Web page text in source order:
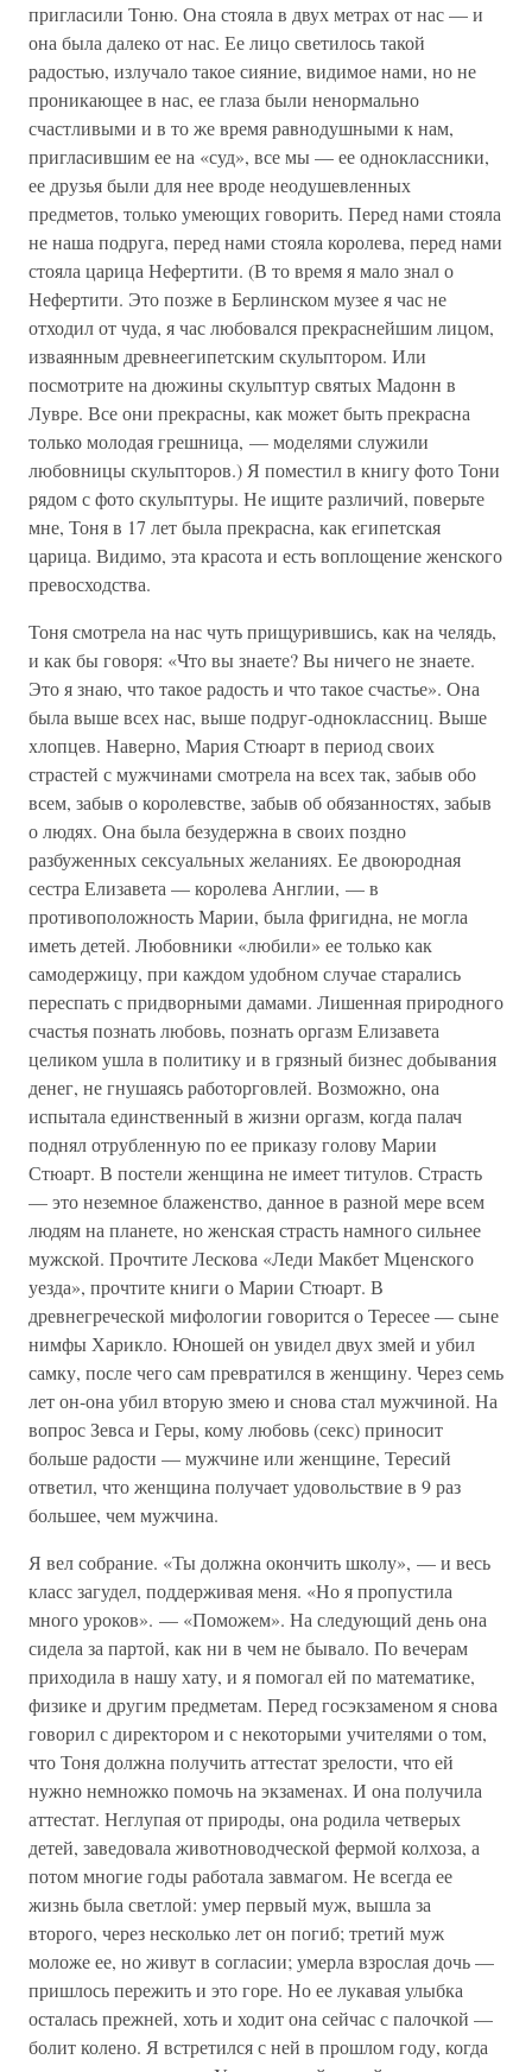
пригласили Тоню. Она стояла в двух метрах от нас — и
она была далеко от нас. Ее лицо светилось такой
радостью, излучало такое сияние, видимое нами, но не
проникающее в нас, ее глаза были ненормально
счастливыми и в то же время равнодушными к нам,
пригласившим ее на «суд», все мы — ее одноклассники,
ее друзья были для нее вроде неодушевленных
предметов, только умеющих говорить. Перед нами стояла
не наша подруга, перед нами стояла королева, перед нами
стояла царица Нефертити. (В то время я мало знал о
Нефертити. Это позже в Берлинском музее я час не
отходил от чуда, я час любовался прекраснейшим лицом,
изваянным древнеегипетским скульптором. Или
посмотрите на дюжины скульптур святых Мадонн в
Лувре. Все они прекрасны, как может быть прекрасна
только молодая грешница, — моделями служили
любовницы скульпторов.) Я поместил в книгу фото Тони
рядом с фото скульптуры. Не ищите различий, поверьте
мне, Тоня в 17 лет была прекрасна, как египетская
царица. Видимо, эта красота и есть воплощение женского
превосходства.
Тоня смотрела на нас чуть прищурившись, как на челядь,
и как бы говоря: «Что вы знаете? Вы ничего не знаете.
Это я знаю, что такое радость и что такое счастье». Она
была выше всех нас, выше подруг-одноклассниц. Выше
хлопцев. Наверно, Мария Стюарт в период своих
страстей с мужчинами смотрела на всех так, забыв обо
всем, забыв о королевстве, забыв об обязанностях, забыв
о людях. Она была безудержна в своих поздно
разбуженных сексуальных желаниях. Ее двоюродная
сестра Елизавета — королева Англии, — в
противоположность Марии, была фригидна, не могла
иметь детей. Любовники «любили» ее только как
самодержицу, при каждом удобном случае старались
переспать с придворными дамами. Лишенная природного
счастья познать любовь, познать оргазм Елизавета
целиком ушла в политику и в грязный бизнес добывания
денег, не гнушаясь работорговлей. Возможно, она
испытала единственный в жизни оргазм, когда палач
поднял отрубленную по ее приказу голову Марии
Стюарт. В постели женщина не имеет титулов. Страсть
— это неземное блаженство, данное в разной мере всем
людям на планете, но женская страсть намного сильнее
мужской. Прочтите Лескова «Леди Макбет Мценского
уезда», прочтите книги о Марии Стюарт. В
древнегреческой мифологии говорится о Тересее — сыне
нимфы Харикло. Юношей он увидел двух змей и убил
самку, после чего сам превратился в женщину. Через семь
лет он-она убил вторую змею и снова стал мужчиной. На
вопрос Зевса и Геры, кому любовь (секс) приносит
больше радости — мужчине или женщине, Тересий
ответил, что женщина получает удовольствие в 9 раз
большее, чем мужчина.
Я вел собрание. «Ты должна окончить школу», — и весь
класс загудел, поддерживая меня. «Но я пропустила
много уроков». — «Поможем». На следующий день она
сидела за партой, как ни в чем не бывало. По вечерам
приходила в нашу хату, и я помогал ей по математике,
физике и другим предметам. Перед госэкзаменом я снова
говорил с директором и с некоторыми учителями о том,
что Тоня должна получить аттестат зрелости, что ей
нужно немножко помочь на экзаменах. И она получила
аттестат. Неглупая от природы, она родила четверых
детей, заведовала животноводческой фермой колхоза, а
потом многие годы работала завмагом. Не всегда ее
жизнь была светлой: умер первый муж, вышла за
второго, через несколько лет он погиб; третий муж
моложе ее, но живут в согласии; умерла взрослая дочь —
пришлось пережить и это горе. Но ее лукавая улыбка
осталась прежней, хоть и ходит она сейчас с палочкой —
болит колено. Я встретился с ней в прошлом году, когда